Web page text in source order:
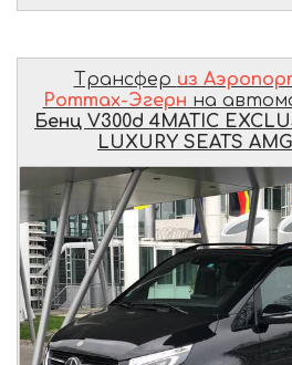
Трансфер из
Роттах-Эгерн на
Бенц V300d 4MATIC
LUXURY SEATS